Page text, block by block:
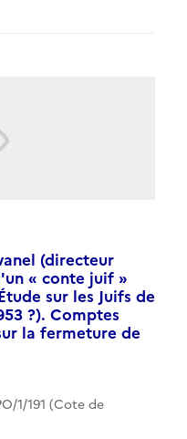
(directeur
« conte juif »
sur les Juifs de
?). Comptes
la fermeture de
1/191 (Cote de